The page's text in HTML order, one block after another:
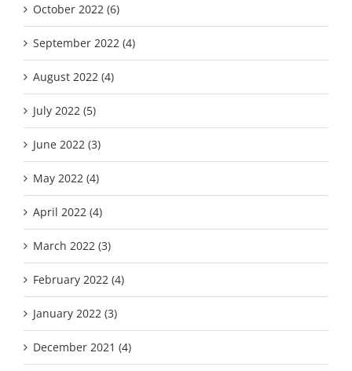
October 2022 (6)
September 2022 (4)
August 2022 (4)
July 2022 (5)
June 2022 (3)
May 2022 (4)
April 2022 (4)
March 2022 (3)
February 2022 (4)
January 2022 (3)
December 2021 (4)